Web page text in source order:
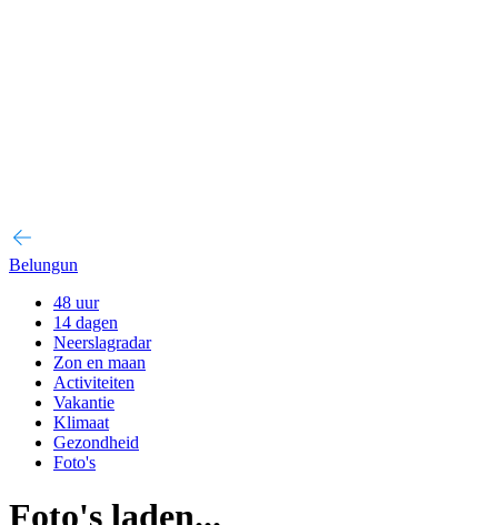
Belungun
48 uur
14 dagen
Neerslagradar
Zon en maan
Activiteiten
Vakantie
Klimaat
Gezondheid
Foto's
Foto's laden...